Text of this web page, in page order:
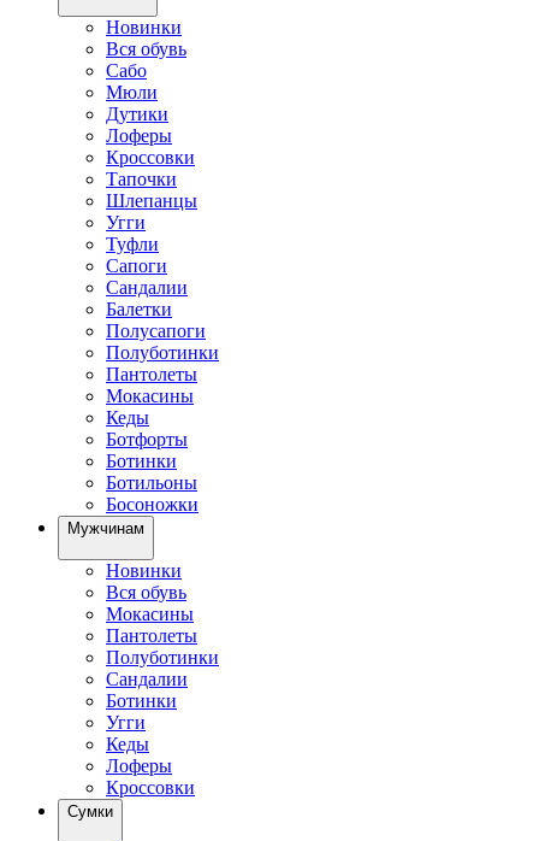
Новинки
Вся обувь
Сабо
Мюли
Дутики
Лоферы
Кроссовки
Тапочки
Шлепанцы
Угги
Туфли
Сапоги
Сандалии
Балетки
Полусапоги
Полуботинки
Пантолеты
Мокасины
Кеды
Ботфорты
Ботинки
Ботильоны
Босоножки
Мужчинам
Новинки
Вся обувь
Мокасины
Пантолеты
Полуботинки
Сандалии
Ботинки
Угги
Кеды
Лоферы
Кроссовки
Сумки